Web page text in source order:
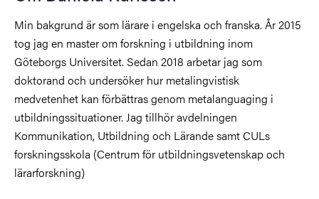
Min bakgrund är som lärare i engelska och franska. År 2015
tog jag en master om forskning i utbildning inom
Göteborgs Universitet. Sedan 2018 arbetar jag som
doktorand och undersöker hur metalingvistisk
medvetenhet kan förbättras genom metalanguaging i
utbildningssituationer. Jag tillhör avdelningen
Kommunikation, Utbildning och Lärande samt CULs
forskningsskola (Centrum för utbildningsvetenskap och
lärarforskning)